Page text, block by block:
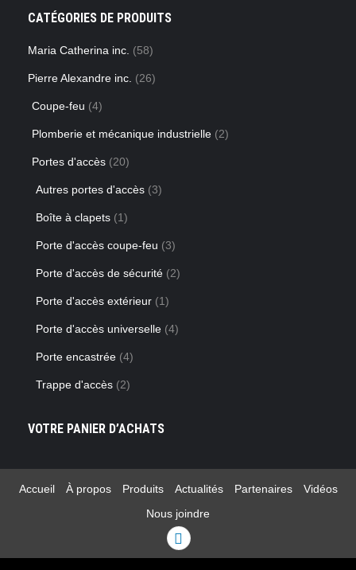
CATÉGORIES DE PRODUITS
Maria Catherina inc. (58)
Pierre Alexandre inc. (26)
Coupe-feu (4)
Plomberie et mécanique industrielle (2)
Portes d'accès (20)
Autres portes d'accès (3)
Boîte à clapets (1)
Porte d'accès coupe-feu (3)
Porte d'accès de sécurité (2)
Porte d'accès extérieur (1)
Porte d'accès universelle (4)
Porte encastrée (4)
Trappe d'accès (2)
VOTRE PANIER D’ACHATS
Accueil À propos Produits Actualités Partenaires
Vidéos
Nous joindre
Linkedin